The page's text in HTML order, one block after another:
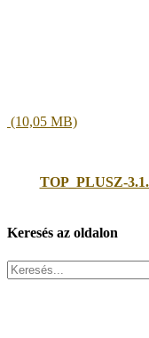
TOP_PLUSZ-
Keresés az oldalon
Search
for: